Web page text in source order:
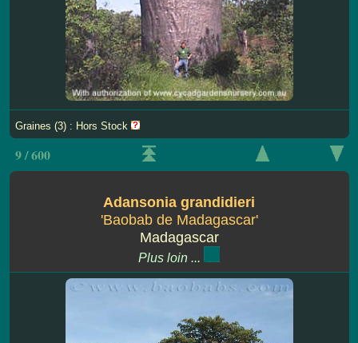
Graines (3) : Hors Stock
9 / 600
Adansonia grandidieri
'Baobab de Madagascar'
Madagascar
Plus loin ...